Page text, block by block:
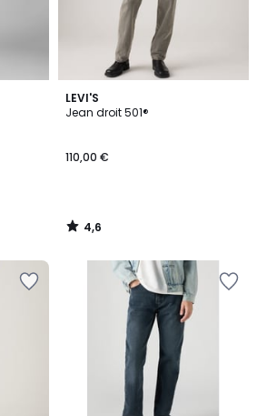
LEVI'S
Jean droit 501®
110,00 €
4,6
/ 5
4,6
/